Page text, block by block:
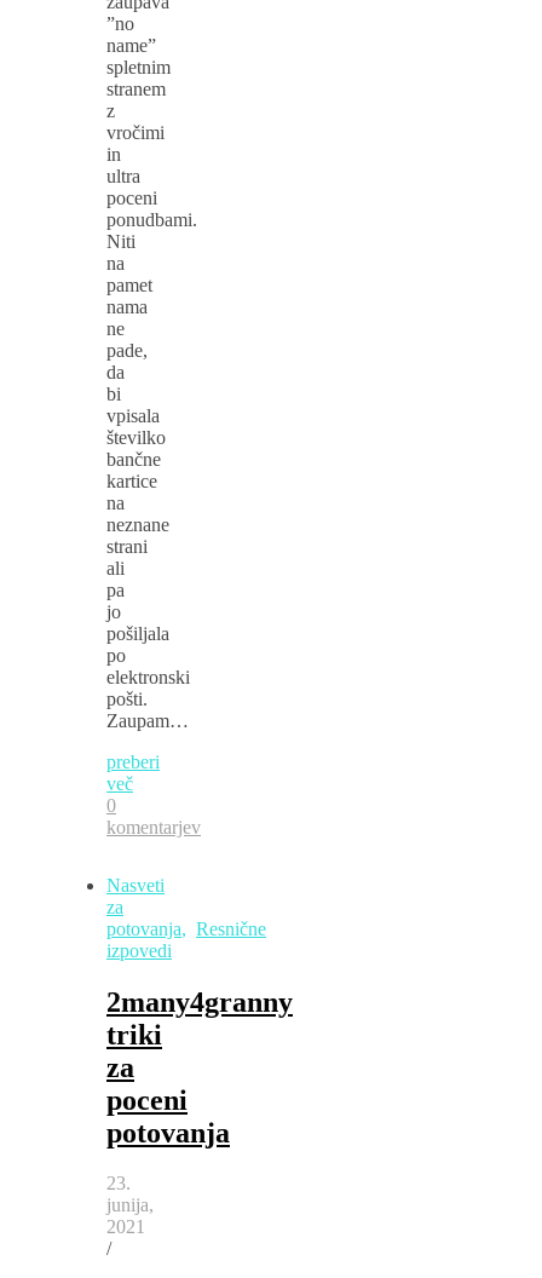
”no
name”
spletnim
stranem
z
vročimi
in
ultra
poceni
ponudbami.
Niti
na
pamet
nama
ne
pade,
da
bi
vpisala
številko
bančne
kartice
na
neznane
strani
ali
pa
jo
pošiljala
po
elektronski
pošti.
Zaupam…
preberi
več
0
komentarjev
Nasveti
za
potovanja, Resnične
izpovedi
2many4granny
triki
za
poceni
potovanja
23.
junija,
2021
/